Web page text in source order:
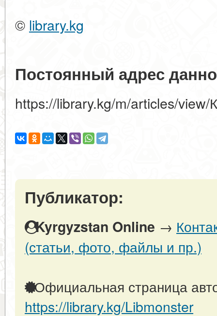
© library.kg
Постоянный адрес
https://library.kg/m/articles/view/
Публикатор:
Kyrgyzstan Online →
(статьи, фото, файлы и пр.)
Официальная страница
https://library.kg/Libmonster